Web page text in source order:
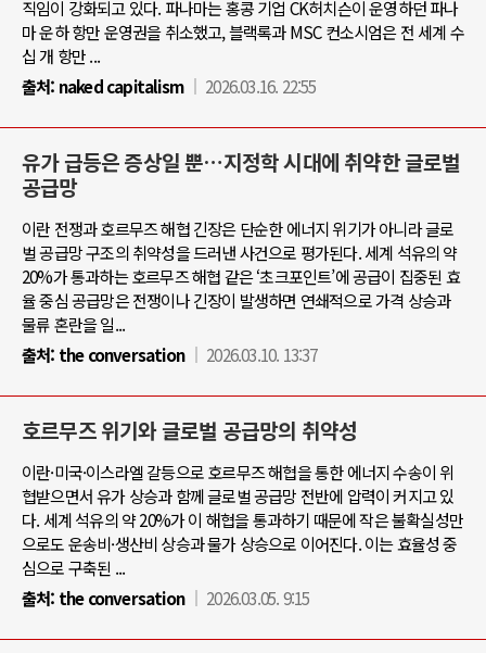
직임이 강화되고 있다. 파나마는 홍콩 기업 CK허치슨이 운영하던 파나
마 운하 항만 운영권을 취소했고, 블랙록과 MSC 컨소시엄은 전 세계 수
십 개 항만 ...
출처: naked capitalism 2026.03.16. 22:55
유가 급등은 증상일 뿐…지정학 시대에 취약한 글로벌
공급망
이란 전쟁과 호르무즈 해협 긴장은 단순한 에너지 위기가 아니라 글로
벌 공급망 구조의 취약성을 드러낸 사건으로 평가된다. 세계 석유의 약
20%가 통과하는 호르무즈 해협 같은 ‘초크포인트’에 공급이 집중된 효
율 중심 공급망은 전쟁이나 긴장이 발생하면 연쇄적으로 가격 상승과
물류 혼란을 일...
출처: the conversation 2026.03.10. 13:37
호르무즈 위기와 글로벌 공급망의 취약성
이란·미국·이스라엘 갈등으로 호르무즈 해협을 통한 에너지 수송이 위
협받으면서 유가 상승과 함께 글로벌 공급망 전반에 압력이 커지고 있
다. 세계 석유의 약 20%가 이 해협을 통과하기 때문에 작은 불확실성만
으로도 운송비·생산비 상승과 물가 상승으로 이어진다. 이는 효율성 중
심으로 구축된 ...
출처: the conversation 2026.03.05. 9:15